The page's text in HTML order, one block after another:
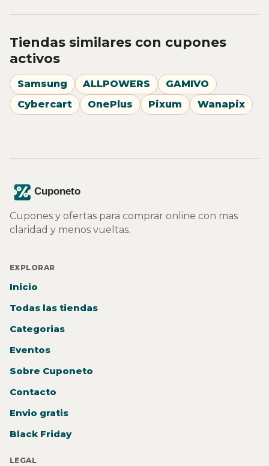
Tiendas similares con cupones
activos
Samsung ALLPOWERS
GAMIVO
Cybercart
OnePlus Pixum Wanapix
Cupones y ofertas para comprar online con mas
claridad y menos vueltas.
EXPLORAR
Inicio
Todas las tiendas
Categorias
Eventos
Sobre Cuponeto
Contacto
Envio gratis
Black Friday
LEGAL